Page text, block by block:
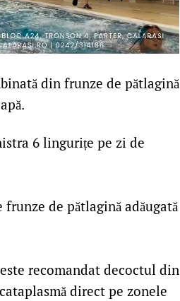
din frunze de pătlagină
6 lingurițe pe zi de
de pătlagină adăugată
recomandat decoctul din
direct pe zonele